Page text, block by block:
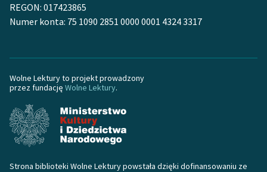
REGON: 017423865
Numer konta: 75 1090 2851 0000 0001 4324 3317
Wolne Lektury to projekt prowadzony
przez fundację Wolne Lektury.
Strona biblioteki Wolne Lektury powstała dzięki dofinansowaniu ze